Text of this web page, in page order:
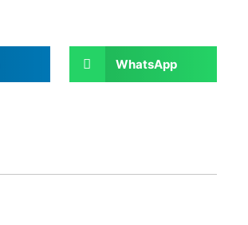
WhatsApp